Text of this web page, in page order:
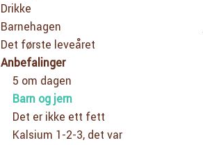
Drikke
Barnehagen
Det første leveåret
Anbefalinger
5 om dagen
Barn og jern
Det er ikke ett fett
Kalsium 1-2-3, det var